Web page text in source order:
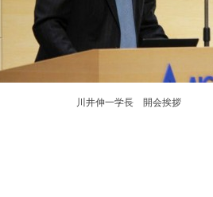
川井伸一学長 開会挨拶